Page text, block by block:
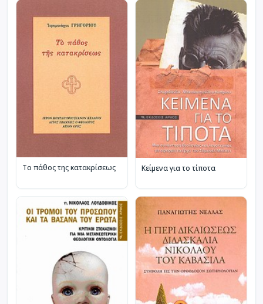
Το πάθος της κατακρίσεως Κείμενα για το τίποτα